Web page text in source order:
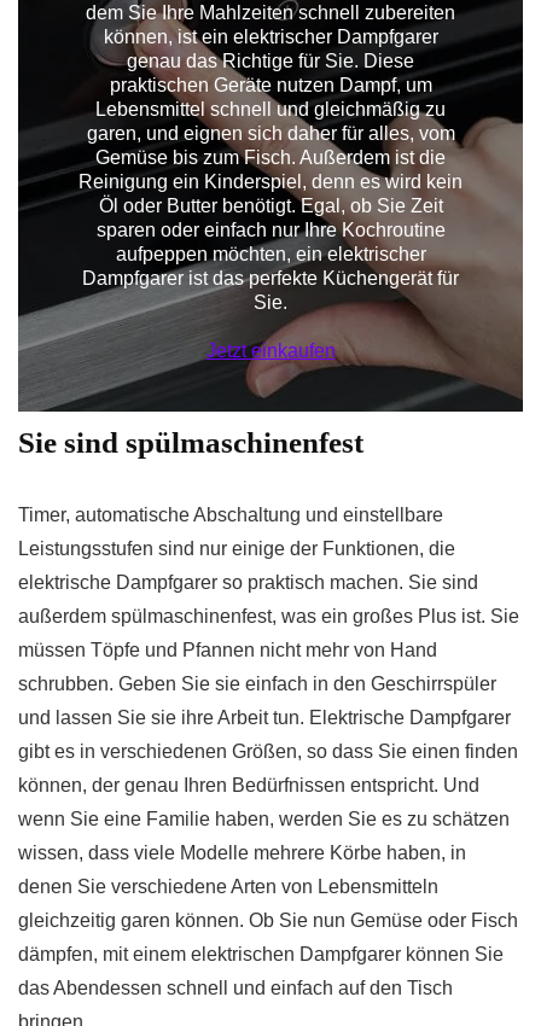
dem Sie Ihre Mahlzeiten schnell zubereiten
können, ist ein elektrischer Dampfgarer
genau das Richtige für Sie. Diese
praktischen Geräte nutzen Dampf, um
Lebensmittel schnell und gleichmäßig zu
garen, und eignen sich daher für alles, vom
Gemüse bis zum Fisch. Außerdem ist die
Reinigung ein Kinderspiel, denn es wird kein
Öl oder Butter benötigt. Egal, ob Sie Zeit
sparen oder einfach nur Ihre Kochroutine
aufpeppen möchten, ein elektrischer
Dampfgarer ist das perfekte Küchengerät für
Sie.
Jetzt einkaufen
Sie sind spülmaschinenfest
Timer, automatische Abschaltung und einstellbare
Leistungsstufen sind nur einige der Funktionen, die
elektrische Dampfgarer so praktisch machen. Sie sind
außerdem spülmaschinenfest, was ein großes Plus ist. Sie
müssen Töpfe und Pfannen nicht mehr von Hand
schrubben. Geben Sie sie einfach in den Geschirrspüler
und lassen Sie sie ihre Arbeit tun. Elektrische Dampfgarer
gibt es in verschiedenen Größen, so dass Sie einen finden
können, der genau Ihren Bedürfnissen entspricht. Und
wenn Sie eine Familie haben, werden Sie es zu schätzen
wissen, dass viele Modelle mehrere Körbe haben, in
denen Sie verschiedene Arten von Lebensmitteln
gleichzeitig garen können. Ob Sie nun Gemüse oder Fisch
dämpfen, mit einem elektrischen Dampfgarer können Sie
das Abendessen schnell und einfach auf den Tisch
bringen.